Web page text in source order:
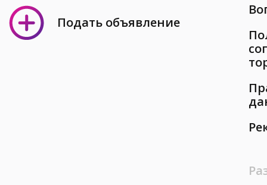
Подать объявление